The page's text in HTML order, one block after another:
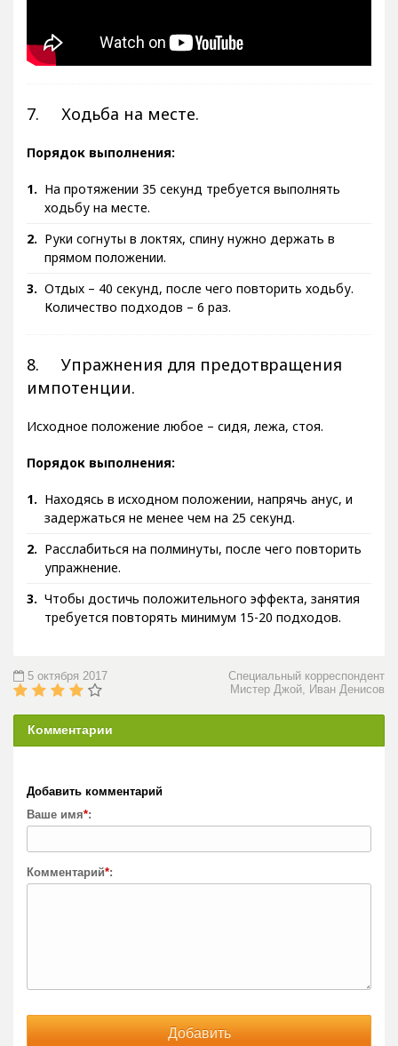
7. Ходьба на месте.
Порядок выполнения:
На протяжении 35 секунд требуется выполнять
ходьбу на месте.
Руки согнуты в локтях, спину нужно держать в
прямом положении.
Отдых – 40 секунд, после чего повторить ходьбу.
Количество подходов – 6 раз.
8. Упражнения для предотвращения
импотенции.
Исходное положение любое – сидя, лежа, стоя.
Порядок выполнения:
Находясь в исходном положении, напрячь анус, и
задержаться не менее чем на 25 секунд.
Расслабиться на полминуты, после чего повторить
упражнение.
Чтобы достичь положительного эффекта, занятия
требуется повторять минимум 15-20 подходов.
Специальный корреспондент
Мистер Джой, Иван Денисов
5 октября 2017
Комментарии
Добавить комментарий
Ваше имя*:
Комментарий*: